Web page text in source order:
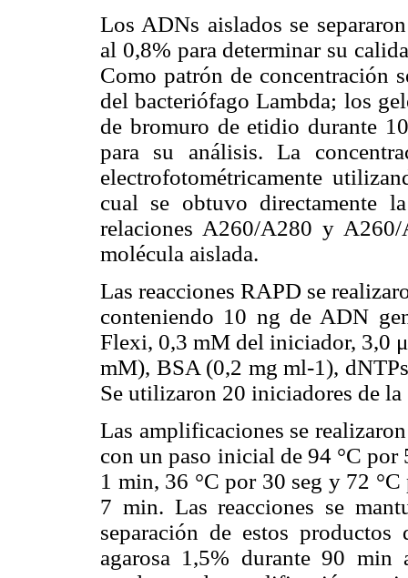
Los ADNs aislados se
al 0,8% para determinar su
Como patrón de
del bacteriófago Lambda; los
de bromuro de etidio durante
para su análisis. La
electrofotométricamente
cual se obtuvo directamente
relaciones A260/A280 y
molécula aislada.
Las reacciones RAPD se
conteniendo 10 ng de ADN
Flexi, 0,3 mM del iniciador, 3,0
mM), BSA (0,2 mg ml-1),
Se utilizaron 20 iniciadores de
Las amplificaciones se
con un paso inicial de 94 °C
1 min, 36 °C por 30 seg y 72
7 min. Las reacciones se
separación de estos
agarosa 1,5% durante 90